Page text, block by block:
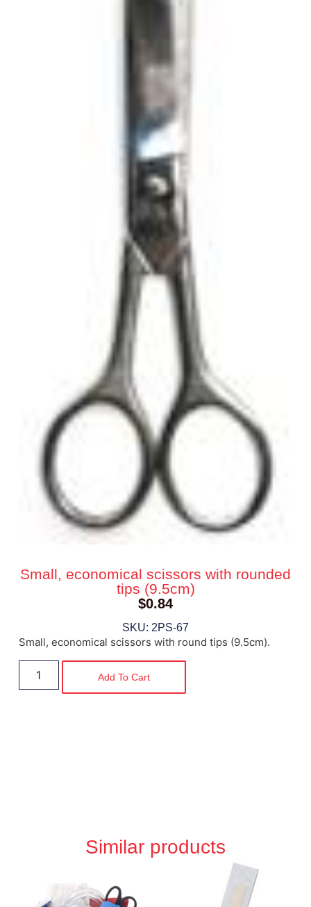
Small, economical scissors with rounded
tips (9.5cm)
$0.84
SKU: 2PS-67
Small, economical scissors with round tips (9.5cm).
Add To Cart
Similar products